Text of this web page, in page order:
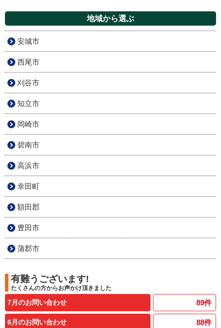
地域から選ぶ
安城市
西尾市
刈谷市
知立市
岡崎市
碧南市
高浜市
幸田町
額田郡
豊田市
蒲郡市
有難うございます!
たくさんの方からお声かけ頂きました
7月のお問い合わせ 89件
6月のお問い合わせ 88件